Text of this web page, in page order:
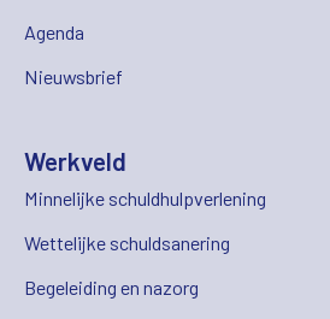
Agenda
Nieuwsbrief
Werkveld
Minnelijke schuldhulpverlening
Wettelijke schuldsanering
Begeleiding en nazorg